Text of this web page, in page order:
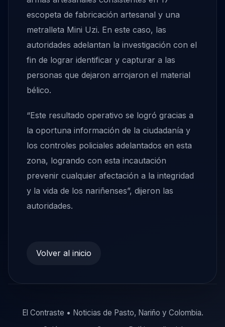
escopeta de fabricación artesanal y una
metralleta Mini Uzi. En este caso, las
autoridades adelantan la investigación con el
fin de lograr identificar y capturar a las
personas que dejaron arrojaron el material
bélico.
“Este resultado operativo se logró gracias a
la oportuna información de la ciudadanía y
los controles policiales adelantados en esta
zona, logrando con esta incautación
prevenir cualquier afectación a la integridad
y la vida de los nariñenses”, dijeron las
autoridades.
Volver al inicio
El Contraste • Noticias de Pasto, Nariño y Colombia.